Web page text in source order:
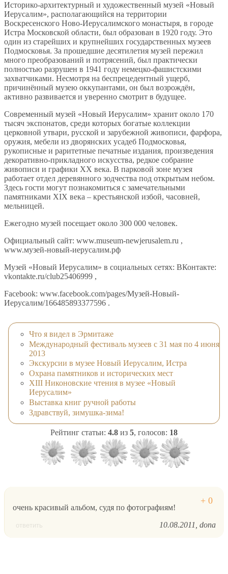
Историко-архитектурный и художественный музей «Новый
Иерусалим», располагающийся на территории
Воскресенского Ново-Иерусалимского монастыря, в городе
Истра Московской области, был образован в 1920 году. Это
один из старейших и крупнейших государственных музеев
Подмосковья. За прошедшие десятилетия музей пережил
много преобразований и потрясений, был практически
полностью разрушен в 1941 году немецко-фашистскими
захватчиками. Несмотря на беспрецедентный ущерб,
причинённый музею оккупантами, он был возрождён,
активно развивается и уверенно смотрит в будущее.
Современный музей «Новый Иерусалим» хранит около 170
тысяч экспонатов, среди которых богатые коллекции
церковной утвари, русской и зарубежной живописи, фарфора,
оружия, мебели из дворянских усадеб Подмосковья,
рукописные и раритетные печатные издания, произведения
декоративно-прикладного искусства, редкое собрание
живописи и графики XX века. В парковой зоне музея
работает отдел деревянного зодчества под открытым небом.
Здесь гости могут познакомиться с замечательными
памятниками XIX века – крестьянской избой, часовней,
мельницей.
Ежегодно музей посещает около 300 000 человек.
Официальный сайт: www.museum-newjerusalem.ru ,
www.музей-новый-иерусалим.рф
Музей «Новый Иерусалим» в социальных сетях: ВКонтакте:
vkontakte.ru/club25406999 ,
Facebook: www.facebook.com/pages/Музей-Новый-
Иерусалим/166485893377596 .
Что я видел в Эрмитаже
Международный фестиваль музеев с 31 мая по 4 июня
2013
Экскурсии в музее Новый Иерусалим, Истра
Охрана памятников и исторических мест
XIII Никоновские чтения в музее «Новый
Иерусалим»
Выставка книг ручной работы
Здравствуй, зимушка-зима!
Рейтинг статьи: 4.8 из 5, голосов: 18
очень красивый альбом, судя по фотографиям!
ответить 10.08.2011 dona